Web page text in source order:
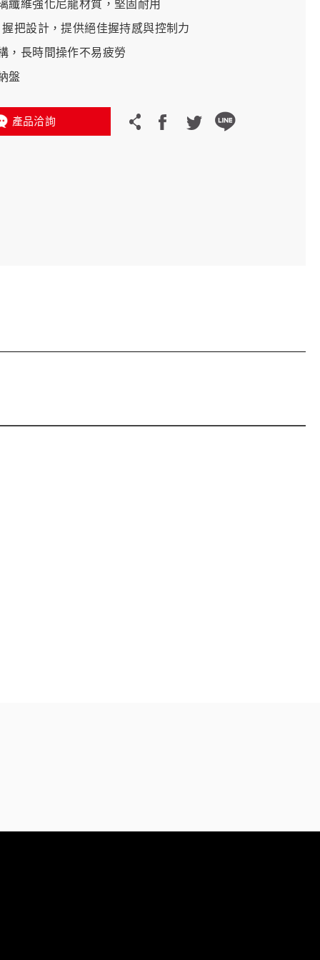
纖維強化尼龍材質，堅固耐用
把設計，提供絕佳握持感與控制力
，長時間操作不易疲勞
盤
產品洽詢